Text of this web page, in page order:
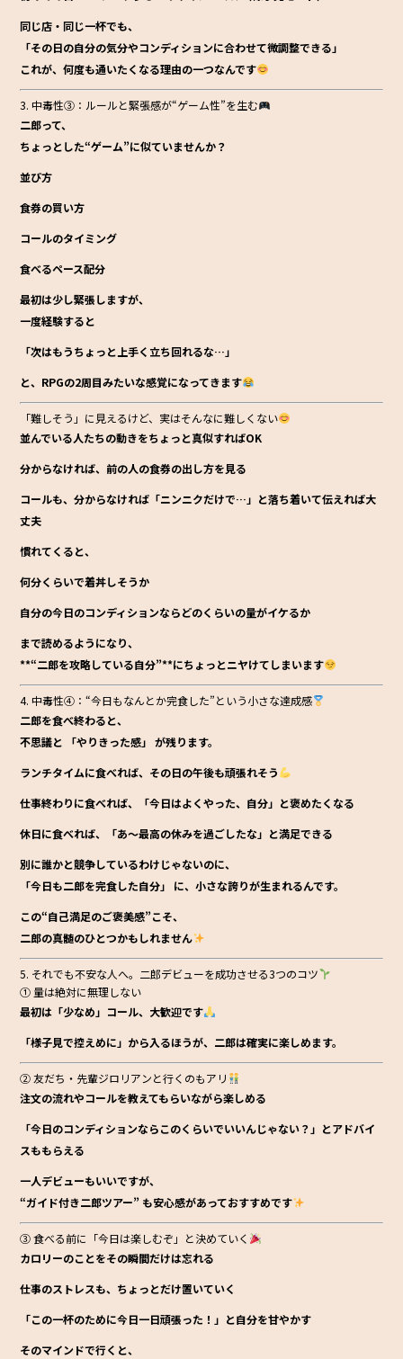
同じ店・同じ一杯でも、
「その日の自分の気分やコンディションに合わせて微調整できる」
これが、何度も通いたくなる理由の一つなんです
3. 中毒性③：ルールと緊張感が“ゲーム性”を生む
二郎って、
ちょっとした“ゲーム”に似ていませんか？
並び方
食券の買い方
コールのタイミング
食べるペース配分
最初は少し緊張しますが、
一度経験すると
「次はもうちょっと上手く立ち回れるな…」
と、 RPGの2周目みたいな感覚になってきます
「難しそう」に見えるけど、実はそんなに難しくない
並んでいる人たちの動きをちょっと真似すればOK
分からなければ、前の人の食券の出し方を見る
コールも、分からなければ「ニンニクだけで…」と落ち着いて伝えれば大
丈夫
慣れてくると、
何分くらいで着丼しそうか
自分の今日のコンディションならどのくらいの量がイケるか
まで読めるようになり、
**“二郎を攻略している自分”**にちょっとニヤけてしまいます
4. 中毒性④：“今日もなんとか完食した”という小さな達成感
二郎を食べ終わると、
不思議と
「やりきった感」 が残ります。
ランチタイムに食べれば、その日の午後も頑張れそう
仕事終わりに食べれば、「今日はよくやった、自分」と褒めたくなる
休日に食べれば、「あ〜最高の休みを過ごしたな」と満足できる
別に誰かと競争しているわけじゃないのに、
「今日も二郎を完食した自分」
に、小さな誇りが生まれるんです。
この“自己満足のご褒美感”こそ、
二郎の真髄のひとつかもしれません
5. それでも不安な人へ。二郎デビューを成功させる3つのコツ
① 量は絶対に無理しない
最初は「少なめ」コール、大歓迎です
「様子見で控えめに」から入るほうが、二郎は確実に楽しめます。
② 友だち・先輩ジロリアンと行くのもアリ
注文の流れやコールを教えてもらいながら楽しめる
「今日のコンディションならこのくらいでいいんじゃない？」とアドバイ
スももらえる
一人デビューもいいですが、
“ガイド付き二郎ツアー” も安心感があっておすすめです
③ 食べる前に「今日は楽しむぞ」と決めていく
カロリーのことをその瞬間だけは忘れる
仕事のストレスも、ちょっとだけ置いていく
「この一杯のために今日一日頑張った！」と自分を甘やかす
そのマインドで行くと、